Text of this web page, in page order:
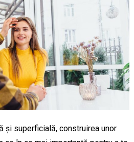
și superficială, construirea unor